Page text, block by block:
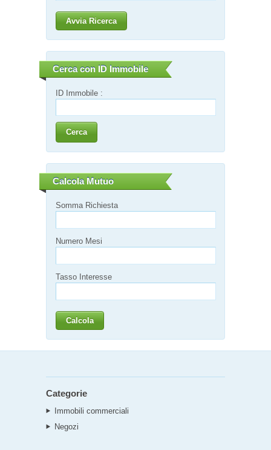
Avvia Ricerca
Cerca con ID Immobile
ID Immobile :
Cerca
Calcola Mutuo
Somma Richiesta
Numero Mesi
Tasso Interesse
Categorie
Immobili commerciali
Negozi